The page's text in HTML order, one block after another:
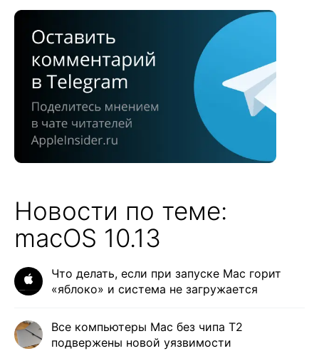
Новости по теме:
macOS 10.13
Что делать, если при запуске Mac горит
«яблоко» и система не загружается
Все компьютеры Mac без чипа T2
подвержены новой уязвимости